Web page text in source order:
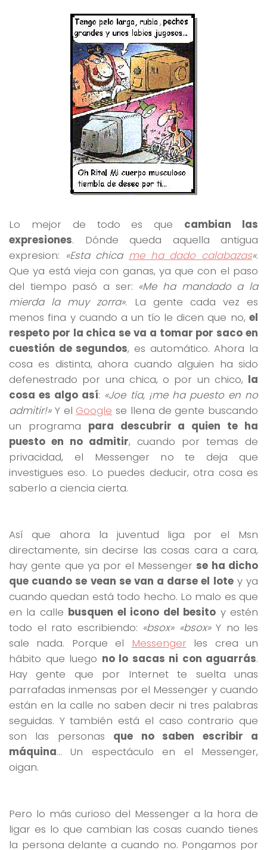
Lo mejor de todo es que cambian las
expresiones. Dónde queda aquella antigua
expresion: «Esta chica me ha dado calabazas«.
Que ya está vieja con ganas, ya que con el paso
del tiempo pasó a ser: «Me ha mandado a la
mierda la muy zorra». La gente cada vez es
menos fina y cuando a un tío le dicen que no, el
respeto por la chica se va a tomar por saco en
cuestión de segundos, es automático. Ahora la
cosa es distinta, ahora cuando alguien ha sido
defenestrado por una chica, o por un chico, la
cosa es algo así: «Joe tía, ¡me ha puesto en no
admitir!»Y el Google se llena de gente buscando
un programa para descubrir a quien te ha
puesto en no admitir, cuando por temas de
privacidad, el Messenger no te deja que
investigues eso. Lo puedes deducir, otra cosa es
saberlo a ciencia cierta.
Así que ahora la juventud liga por el Msn
directamente, sin decirse las cosas cara a cara,
hay gente que ya por el Messenger se ha dicho
que cuando se vean se van a darse el lotey ya
cuando quedan está todo hecho. Lo malo es que
en la calle busquen el icono del besito y estén
todo el rato escribiendo: «bsox» «bsox»Y no les
sale nada. Porque el Messenger les crea un
hábito que luego no lo sacas ni con aguarrás.
Hay gente que por Internet te suelta unas
parrafadas inmensas por el Messenger y cuando
están en la calle no saben decir ni tres palabras
seguidas. Y también está el caso contrario que
son las personas que no saben escribir a
máquina… Un espectáculo en el Messenger,
oigan.
Pero lo más curioso del Messenger a la hora de
ligar es lo que cambian las cosas cuando tienes
la persona delante a cuando no. Pongamos por